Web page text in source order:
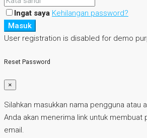
Ingat saya Kehilangan password?
Masuk
User registration is disabled for demo
Reset Password
×
Silahkan masukkan nama pengguna atau
Anda akan menerima link untuk membuat
email.